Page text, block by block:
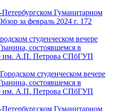
Гуманитарном
за февраль 2024 г. 172
студенческом вечере
состоявшемся в
им. А.П. Петрова СПбГУП